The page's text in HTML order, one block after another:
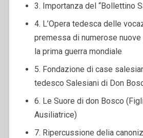
3. Importanza del “Bollettino
4. L’Opera tedesca delle
premessa di numerose
la prima guerra mondiale
5. Fondazione di case
tedesco Salesiani di Don
6. Le Suore di don Bosco
Ausiliatrice)
7. Ripercussione delia